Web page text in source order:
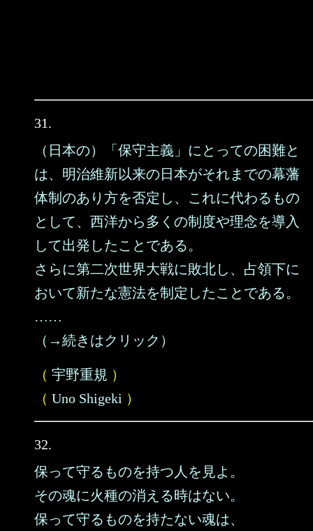
31.
（日本の）「保守主義」にとっての困難と
は、明治維新以来の日本がそれまでの幕藩
体制のあり方を否定し、これに代わるもの
として、西洋から多くの制度や理念を導入
して出発したことである。
さらに第二次世界大戦に敗北し、占領下に
おいて新たな憲法を制定したことである。
……
（→続きはクリック）
（ 宇野重規 ）
（ Uno Shigeki ）
32.
保って守るものを持つ人を見よ。
その魂に火種の消える時はない。
保って守るものを持たない魂は、